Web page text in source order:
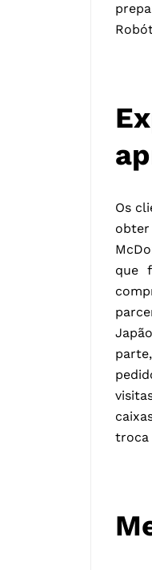
Os
que
troca